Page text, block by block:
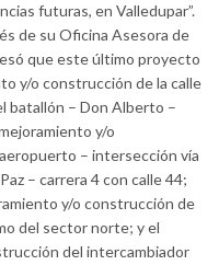
futuras, en Valledupar”.
de su Oficina Asesora de
que este último proyecto
y/o construcción de la calle
batallón – Don Alberto –
y/o
– intersección vía
– carrera 4 con calle 44;
y/o construcción de
del sector norte; y el
del intercambiador